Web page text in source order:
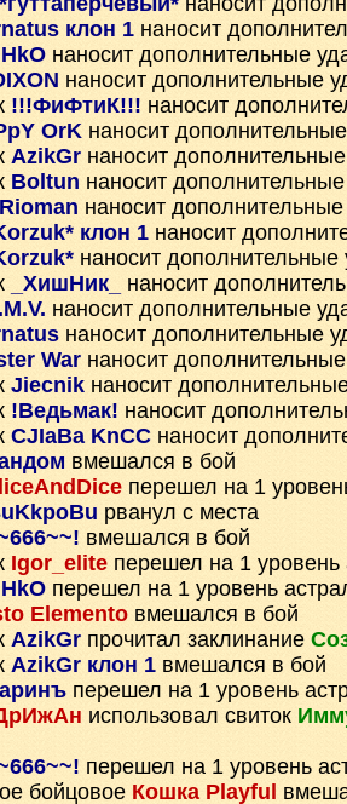
клон 1 наносит
наносит дополнительные
наносит дополнительные
!!!ФиФтиК!!! наносит
OrK наносит
AzikGr наносит
Boltun наносит
Rioman наносит
клон 1 наносит
наносит дополнительные
_ХишНик_
наносит
наносит дополнительные
наносит дополнительные
War наносит
Jiecnik наносит
!Ведьмак! наносит
CJIaBa KnCC наносит
вмешался в бой
перешел на 1
рванул с места
вмешался в бой
Igor_elite перешел на 1 уровень
перешел на 1 уровень
Elemento вмешался в бой
AzikGr прочитал заклинание
AzikGr клон 1 вмешался в бой
перешел на 1 уровень
использовал свиток
перешел на 1 уровень
бойцовое Кошка Playful